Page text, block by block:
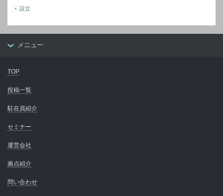
設立
メニュー
TOP
投稿一覧
駐在員紹介
セミナー
運営会社
拠点紹介
問い合わせ